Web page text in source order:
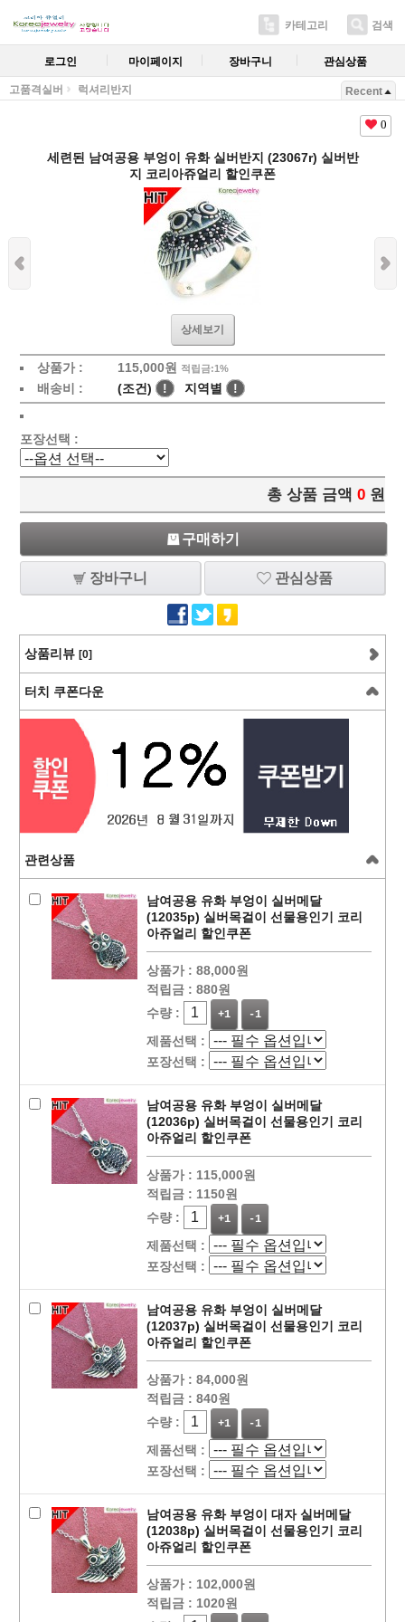
카테고리 검색
로그인 마이페이지 장바구니 관심상품
고품격실버 럭셔리반지 Recent
0
세련된 남여공용 부엉이 유화 실버반지 (23067r) 실버반
지 코리아쥬얼리 할인쿠폰
상세보기
상품가 : 115,000원 적립금:1%
배송비 : (조건) ! 지역별 !
포장선택 :
총 상품 금액 0 원
구매하기
장바구니 관심상품
상품리뷰 [0]
터치 쿠폰다운
관련상품
남여공용 유화 부엉이 실버메달
(12035p) 실버목걸이 선물용인기 코리
아쥬얼리 할인쿠폰
상품가 : 88,000원
적립금 : 880원
수량 :
+1 -1
제품선택 :
포장선택 :
남여공용 유화 부엉이 실버메달
(12036p) 실버목걸이 선물용인기 코리
아쥬얼리 할인쿠폰
상품가 : 115,000원
적립금 : 1150원
수량 :
+1 -1
제품선택 :
포장선택 :
남여공용 유화 부엉이 실버메달
(12037p) 실버목걸이 선물용인기 코리
아쥬얼리 할인쿠폰
상품가 : 84,000원
적립금 : 840원
수량 :
+1 -1
제품선택 :
포장선택 :
남여공용 유화 부엉이 대자 실버메달
(12038p) 실버목걸이 선물용인기 코리
아쥬얼리 할인쿠폰
상품가 : 102,000원
적립금 : 1020원